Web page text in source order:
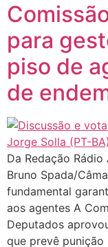
para
piso de
de
Da Redação
Bruno Spada/
fundamental
aos agentes A
Deputados
que prevê